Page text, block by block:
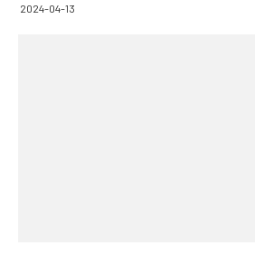
2024-04-13